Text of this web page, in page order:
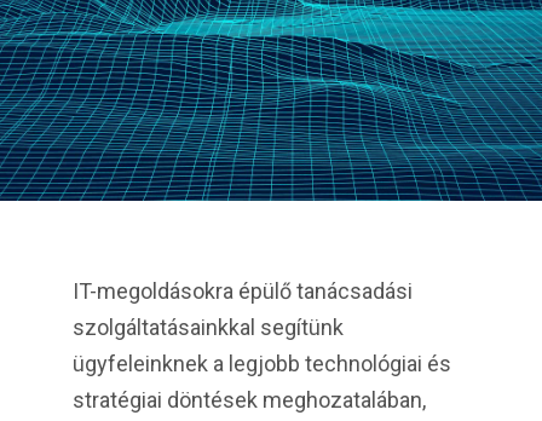
IT-megoldásokra épülő tanácsadási
szolgáltatásainkkal segítünk
ügyfeleinknek a legjobb technológiai és
stratégiai döntések meghozatalában,